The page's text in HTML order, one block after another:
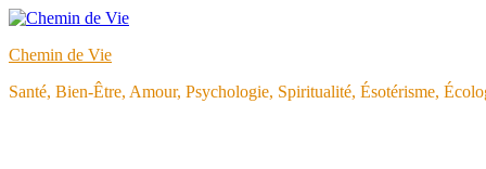
Aller
contenu
Chemin de Vie
Santé, Bien-Être, Amour, Psychologie, Spiritualité, Ésotérisme,